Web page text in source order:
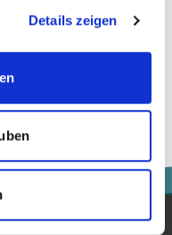
Details zeigen
|